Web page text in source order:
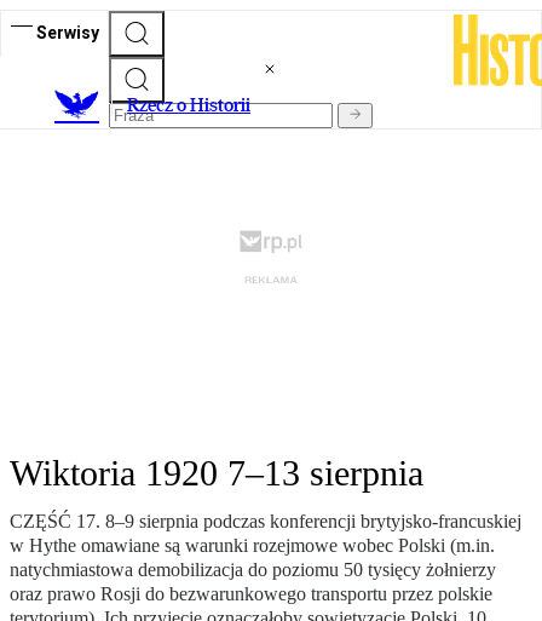
Serwisy
Rzecz o Historii
Wiktoria 1920 7–13 sierpnia
CZĘŚĆ 17. 8–9 sierpnia podczas konferencji brytyjsko-francuskiej
w Hythe omawiane są warunki rozejmowe wobec Polski (m.in.
natychmiastowa demobilizacja do poziomu 50 tysięcy żołnierzy
oraz prawo Rosji do bezwarunkowego transportu przez polskie